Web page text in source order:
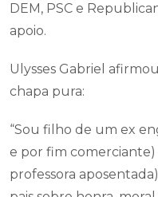
DEM, PSC e
apoio.
Ulysses Gabriel
chapa pura:
“Sou filho de um ex
e por fim
professora